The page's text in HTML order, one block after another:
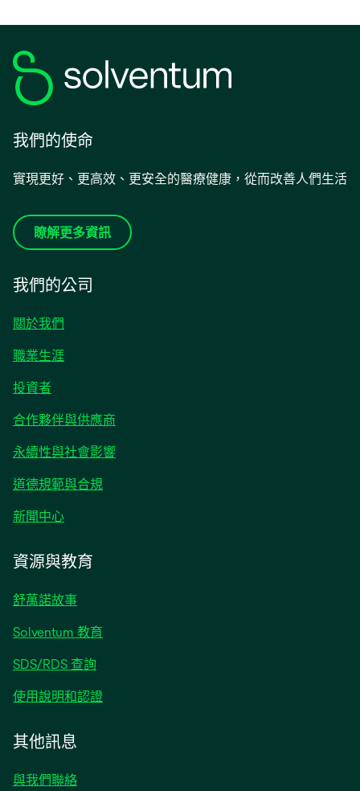
我們的使命
實現更好、更高效、更安全的醫療健康，從而改善人們生活
瞭解更多資訊
我們的公司
關於我們
職業生涯
投資者在
標
籤
開
合作夥伴與供應商
永續性與社會影響
道德規範與合規
新聞中心在
標
籤
中
啟
資源與教育
舒萬諾故事
Solventum 教育
SDS/RDS 查詢
使用說明和認證
其他訊息
與我們聯絡